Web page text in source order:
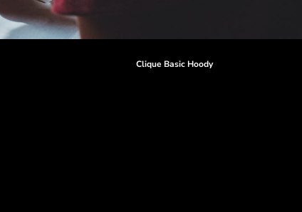
Clique Basic Hoody